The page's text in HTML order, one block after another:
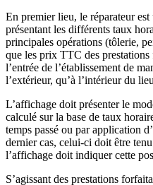
En premier lieu, le réparateur est
présentant les différents taux
principales opérations (tôlerie,
que les prix TTC des prestations
l’entrée de l’établissement de
l’extérieur, qu’à l’intérieur du
L’affichage doit présenter le
calculé sur la base de taux
temps passé ou par application
dernier cas, celui-ci doit être
l’affichage doit indiquer cette
S’agissant des prestations